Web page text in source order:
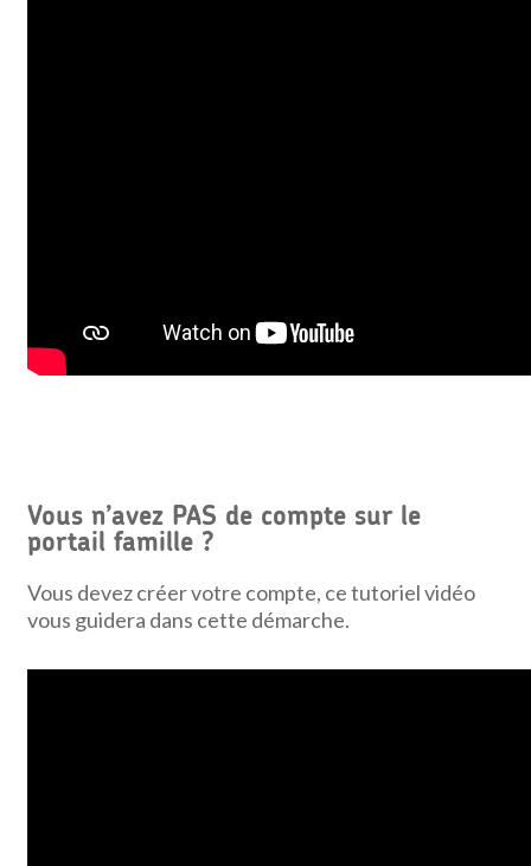
Vous n’avez PAS de compte sur le
portail famille ?
Vous devez créer votre compte, ce tutoriel vidéo
vous guidera dans cette démarche.